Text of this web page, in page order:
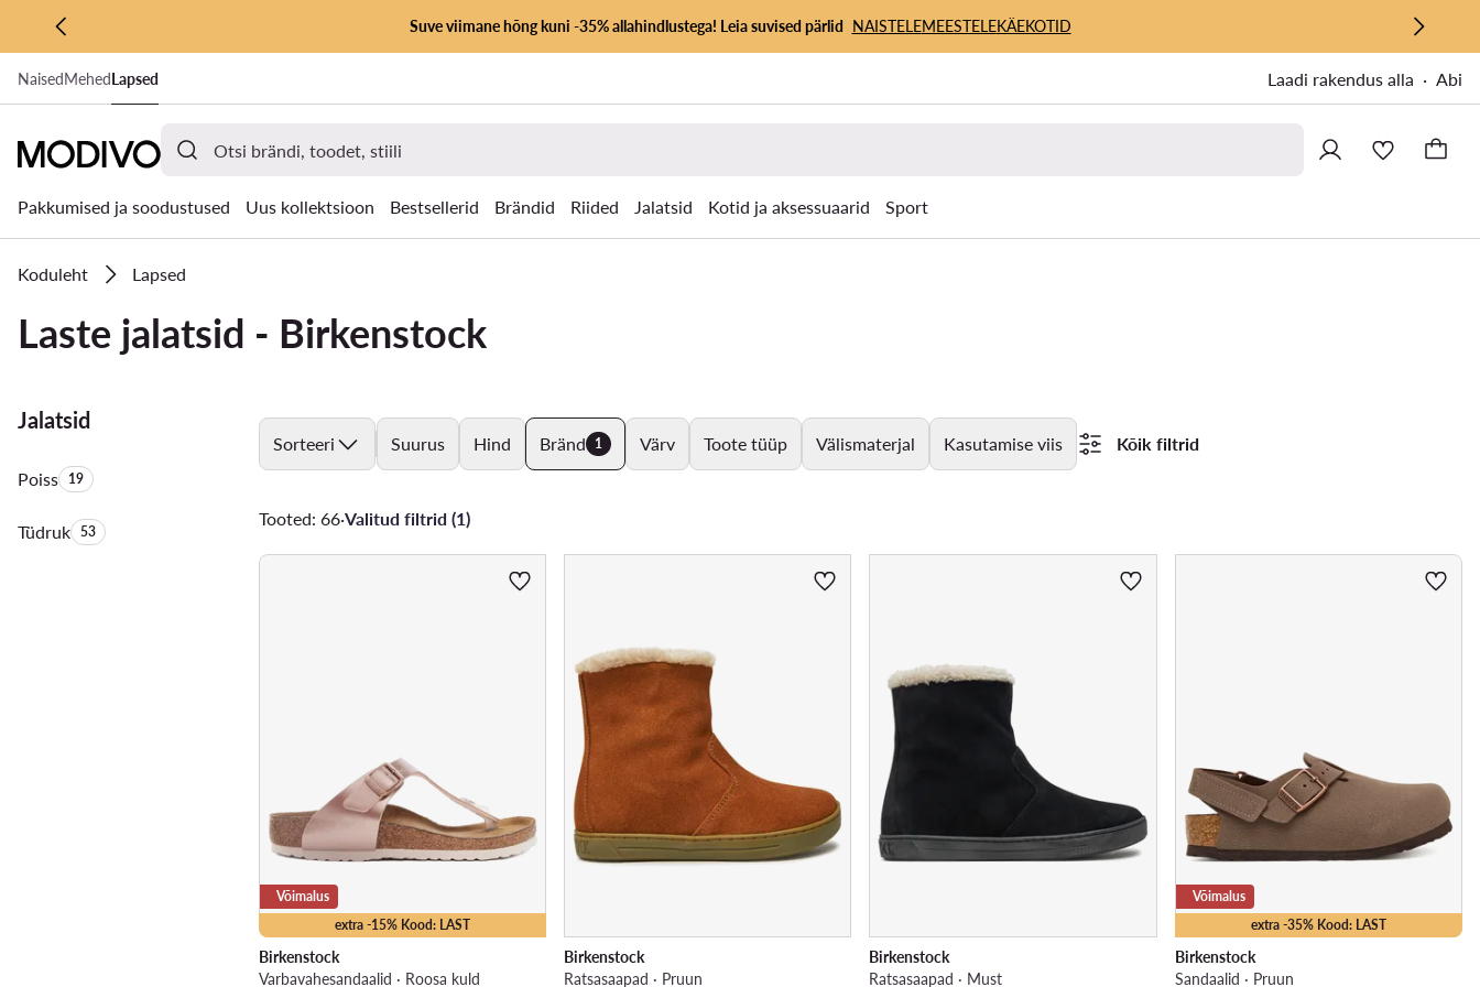
LIIGU PÕHISISU JUURDE
MINE OTSINGUSSE
Suve viimane hõng kuni -35% allahindlustega! Leia suvised pärlid NAISTELEMEESTELEKÄEKOTID
NaisedMehedLapsed Laadi rakendus alla Abi
Pakkumised ja soodustused Uus kollektsioon Bestsellerid Brändid Riided Jalatsid Kotid ja aksessuaarid Sport
Koduleht Lapsed
Laste jalatsid - Birkenstock
Jalatsid
PoissToodete arv:
19
TüdrukToodete arv:
53
Sorteeri Suurus Hind Bränd 1 Värv Toote tüüp Välismaterjal Kasutamise viis Kõik filtrid
Tooted: 66·Valitud filtrid (1)
extra -15% Kood: LAST
Võimalus
Birkenstock
Varbavahesandaalid · Roosa kuld
Birkenstock
Ratsasaapad · Pruun
Birkenstock
Ratsasaapad · Must
extra -35% Kood: LAST
Võimalus
Birkenstock
Sandaalid · Pruun